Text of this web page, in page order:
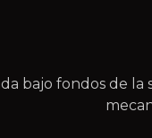
bajo fondos de la